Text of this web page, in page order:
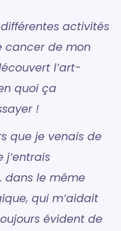
activités
cancer de mon
l’art-
quoi ça
!
que je venais de
dans le même
qui m’aidait
évident de